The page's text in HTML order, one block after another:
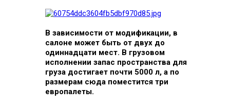
В зависимости от модификации, в
салоне может быть от двух до
одиннадцати мест. В грузовом
исполнении запас пространства для
груза достигает почти 5000 л, а по
размерам сюда поместится три
европалеты.